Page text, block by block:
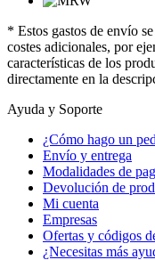
* Estos gastos de envío
costes adicionales, por
características de los
directamente en la
Ayuda y Soporte
¿Cómo hago un
Envío y entrega
Modalidades de
Devolución de
Mi cuenta
Empresas
Ofertas y códigos
¿Necesitas más